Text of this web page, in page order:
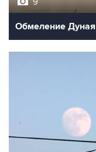
Обмеление Дуная